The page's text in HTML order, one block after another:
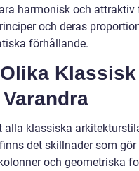
harmonisk och
och deras
förhållande.
alla klassiska
det skillnader som
och geometriska